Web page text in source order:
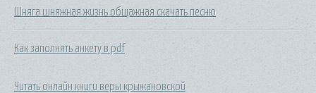
Шняга шняжная жизнь общажная скачать песню
Как заполнять анкету в pdf
Читать онлайн книги веры крыжановской